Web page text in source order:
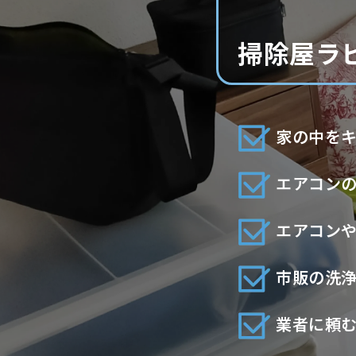
掃除屋ラ
家の中を
エアコン
エアコン
市販の洗
業者に頼